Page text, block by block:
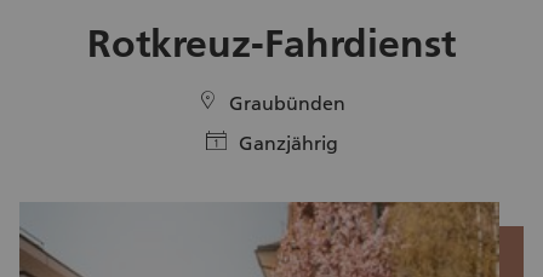
Rotkreuz-Fahrdienst
location Graubünden
calendar Ganzjährig